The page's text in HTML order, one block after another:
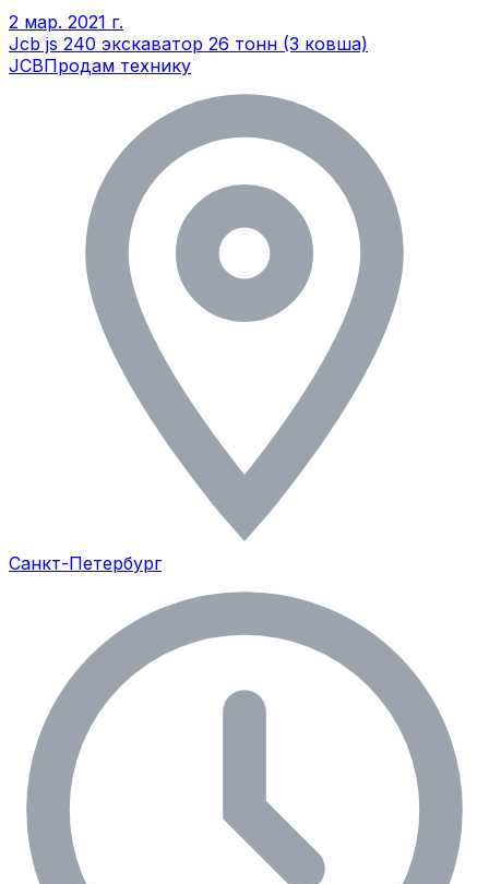
2 мар. 2021 г.
Jcb js 240 экскаватор 26 тонн (3 ковша)
JCBПродам технику
Санкт-Петербург